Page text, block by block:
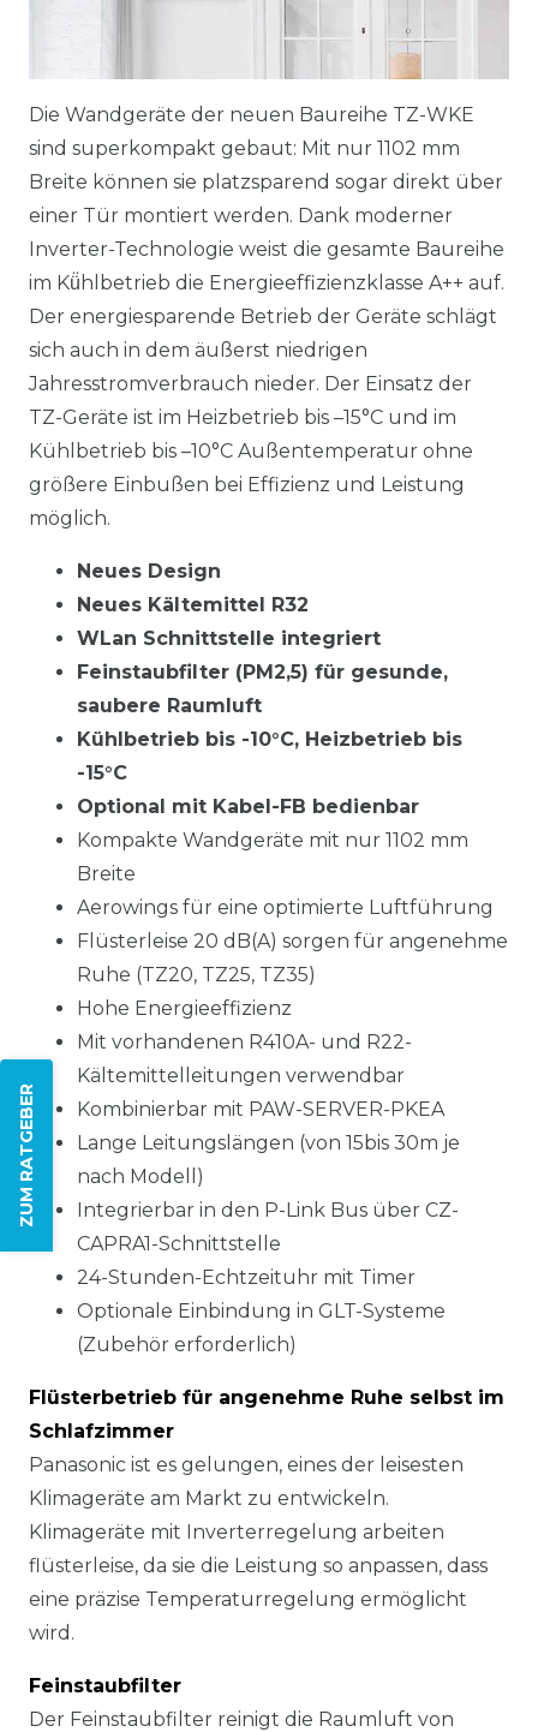
ZUM RATGEBER
Die Wandgeräte der neuen Baureihe TZ-WKE
sind superkompakt gebaut: Mit nur 1102 mm
Breite können sie platzsparend sogar direkt über
einer Tür montiert werden. Dank moderner
Inverter-Technologie weist die gesamte Baureihe
im Kü̈hlbetrieb die Energieeffizienzklasse A++ auf.
Der energiesparende Betrieb der Geräte schlägt
sich auch in dem äußerst niedrigen
Jahresstromverbrauch nieder. Der Einsatz der
TZ-Geräte ist im Heizbetrieb bis –15°C und im
Kühlbetrieb bis –10°C Außentemperatur ohne
größere Einbußen bei Effizienz und Leistung
möglich.
Neues Design
Neues Kältemittel R32
WLan Schnittstelle integriert
Feinstaubfilter (PM2,5) für gesunde,
saubere Raumluft
Kühlbetrieb bis -10°C, Heizbetrieb bis
-15°C
Optional mit Kabel-FB bedienbar
Kompakte Wandgeräte mit nur 1102 mm
Breite
Aerowings für eine optimierte Luftführung
Flüsterleise 20 dB(A) sorgen für angenehme
Ruhe (TZ20, TZ25, TZ35)
Hohe Energieeffizienz
Mit vorhandenen R410A- und R22-
Kältemittelleitungen verwendbar
Kombinierbar mit PAW-SERVER-PKEA
Lange Leitungslängen (von 15bis 30m je
nach Modell)
Integrierbar in den P-Link Bus über CZ-
CAPRA1-Schnittstelle
24-Stunden-Echtzeituhr mit Timer
Optionale Einbindung in GLT-Systeme
(Zubehör erforderlich)
Flüsterbetrieb für angenehme Ruhe selbst im
Schlafzimmer
Panasonic ist es gelungen, eines der leisesten
Klimageräte am Markt zu entwickeln.
Klimageräte mit Inverterregelung arbeiten
flüsterleise, da sie die Leistung so anpassen, dass
eine präzise Temperaturregelung ermöglicht
wird.
Feinstaubfilter
Der Feinstaubfilter reinigt die Raumluft von